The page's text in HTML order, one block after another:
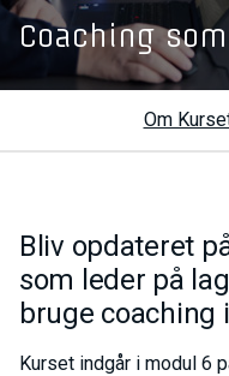
Coaching
Om
Bliv opdateret
som leder på
bruge coaching
Kurset indgår i modul 6